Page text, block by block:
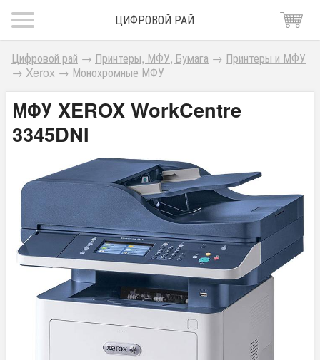
ЦИФРОВОЙ РАЙ
Цифровой рай → Принтеры, МФУ, Бумага → Принтеры и МФУ
→ Xerox → Монохромные МФУ
МФУ XEROX WorkCentre
3345DNI